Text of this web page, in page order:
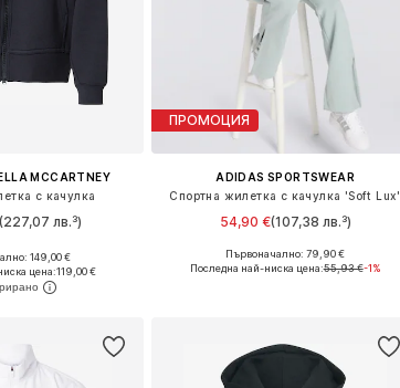
MCCARTNEY
с качулка
(227,07 лв.³)
кошницата
149,00 €
цена:119,00 €
ПРОМОЦИЯ
ADIDAS SPORTSWEAR
Спортна жилетка с качулка 'Soft Lux'
54,90 €(107,38 лв.³)
Налични размери: XS, S, M, L, XL
Първоначално: 79,90 €
Последна най-ниска цена:55,93 €-1%